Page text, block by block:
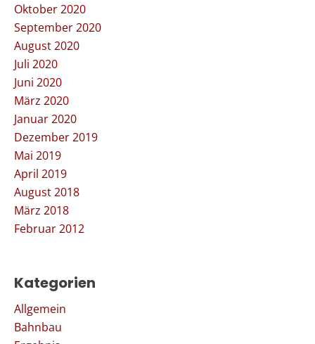
Oktober 2020
September 2020
August 2020
Juli 2020
Juni 2020
März 2020
Januar 2020
Dezember 2019
Mai 2019
April 2019
August 2018
März 2018
Februar 2012
Kategorien
Allgemein
Bahnbau